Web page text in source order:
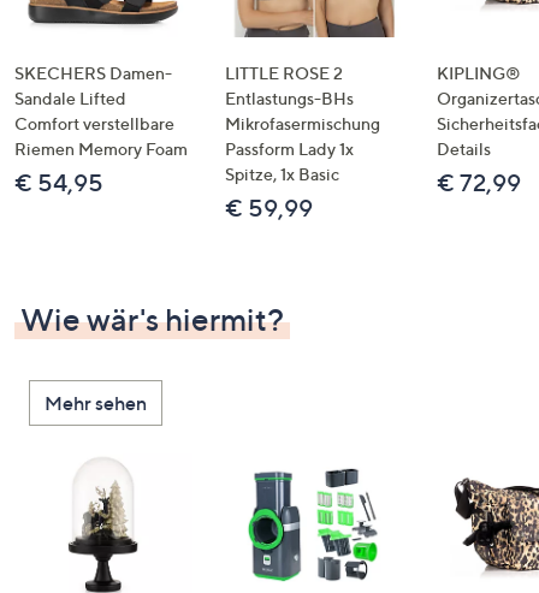
SKECHERS Damen-
Sandale Lifted
Comfort verstellbare
Riemen Memory Foam
€ 54,95
LITTLE ROSE 2
Entlastungs-BHs
Mikrofasermischung
Passform Lady 1x
Spitze, 1x Basic
€ 59,99
KIPLING®
Details
€ 72,99
Wie wär's hiermit?
Mehr sehen